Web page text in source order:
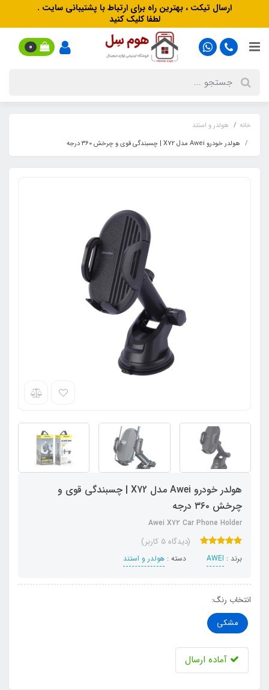
ارسال تیکت ، بهترین راه برای ارتباط با پشتیبانی سایت .
لطفا کلیک کنید
0
خانه
هولدر و استند
هولدر خودرو Awei مدل X72 | چسبندگی قوی و چرخش ۳۶۰ درجه
هولدر خودرو Awei مدل X72 | چسبندگی قوی و
چرخش ۳۶۰ درجه
Awei X72 Car Phone Holder
(دیدگاه 5 کاربر)
برند : AWEI دسته : هولدر و استند
انتخاب رنگ:
مشکی
آماده ارسال